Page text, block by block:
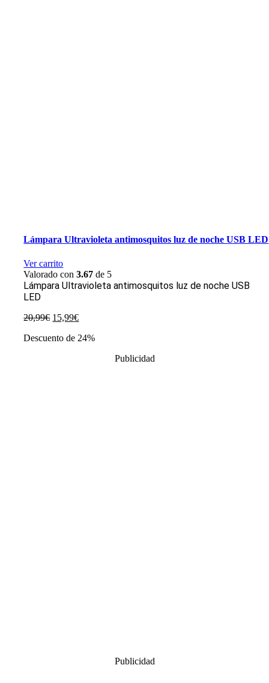
Lámpara Ultravioleta antimosquitos luz de noche USB LED
Ver carrito
Valorado con3.67 de 5
Lámpara Ultravioleta antimosquitos luz de noche USB
LED
20,99€ El
original
15,99€El
actual
Descuento de 24%
Publicidad
Publicidad